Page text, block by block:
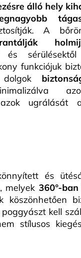
álló hely
A
és
funkciójuk
dolgok
azok ugrálását
és
, melyek 360°-
köszönhetően
kell
stílusos